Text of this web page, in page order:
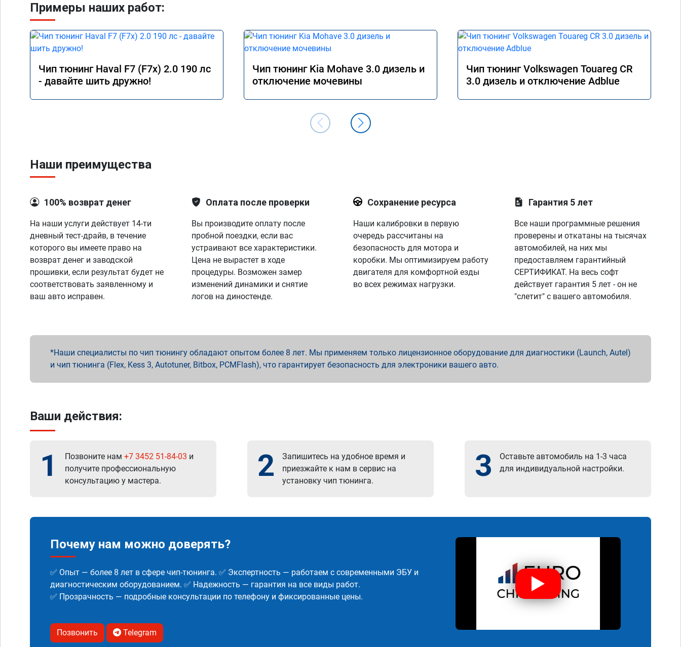
Примеры наших работ:
Чип тюнинг Haval F7 (F7x) 2.0 190 лс
- давайте шить дружно!
Чип тюнинг Kia Mohave 3.0 дизель и
отключение мочевины
Чип тюнинг Volkswagen Touareg CR
3.0 дизель и отключение Adblue
Наши преимущества
100% возврат денег
На наши услуги действует 14-ти
дневный тест-драйв, в течение
которого вы имеете право на
возврат денег и заводской
прошивки, если результат будет не
соответствовать заявленному и
ваш авто исправен.
Оплата после проверки
Вы производите оплату после
пробной поездки, если вас
устраивают все характеристики.
Цена не вырастет в ходе
процедуры. Возможен замер
изменений динамики и снятие
логов на диностенде.
Сохранение ресурса
Наши калибровки в первую
очередь рассчитаны на
безопасность для мотора и
коробки. Мы оптимизируем работу
двигателя для комфортной езды
во всех режимах нагрузки.
Гарантия 5 лет
Все наши программные решения
проверены и откатаны на тысячах
автомобилей, на них мы
предоставляем гарантийный
СЕРТИФИКАТ. На весь софт
действует гарантия 5 лет - он не
"слетит" с вашего автомобиля.
Наши специалисты по чип тюнингу обладают опытом более 8 лет. Мы применяем только лицензионное оборудование для диагностики (Launch, Autel)
и чип тюнинга (Flex, Kess 3, Autotuner, Bitbox, PCMFlash), что гарантирует безопасность для электроники вашего авто.
Ваши действия:
1 Позвоните нам +7 3452 51-84-03 и
получите профессиональную
консультацию у мастера.
2
Запишитесь на удобное время и
приезжайте к нам в сервис на
установку чип тюнинга.
3
Оставьте автомобиль на 1-3 часа
для индивидуальной настройки.
Почему нам можно доверять?
✅ Опыт — более 8 лет в сфере чип-тюнинга. ✅ Экспертность — работаем с современными ЭБУ и
диагностическим оборудованием. ✅ Надежность — гарантия на все виды работ.
✅ Прозрачность — подробные консультации по телефону и фиксированные цены.
Позвонить Telegram